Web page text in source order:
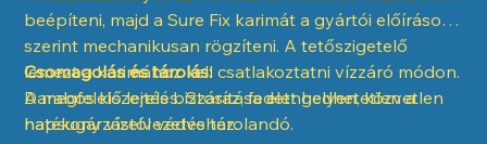
beépíteni, majd a Sure Fix karimát a gyártói előírások
szerint mechanikusan rögzíteni. A tetőszigetelő
lemezt a karimához kell csatlakoztatni vízzáró módon.
A megfelelő lejtés biztosítása elengedhetetlen a
hatékony vízelvezetéshez.
Csomagolás és tárolás:
Darabos kiszerelés. Száraz, fedett helyen, közvetlen
napsugárzástól védve tárolandó.